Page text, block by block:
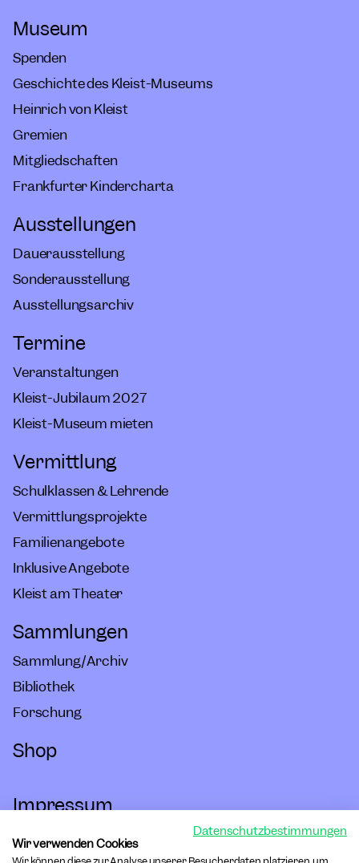
Museum
Spenden
Geschichte des Kleist-Museums
Heinrich von Kleist
Gremien
Mitgliedschaften
Frankfurter Kindercharta
Ausstellungen
Dauerausstellung
Sonderausstellung
Ausstellungsarchiv
Termine
Veranstaltungen
Kleist-Jubiläum 2027
Kleist-Museum mieten
Vermittlung
Schulklassen & Lehrende
Vermittlungsprojekte
Familienangebote
Inklusive Angebote
Kleist am Theater
Sammlungen
Sammlung/Archiv
Bibliothek
Forschung
Shop
Impressum
Hausordnung
Datenschutzbestimmungen
Wir verwenden Cookies